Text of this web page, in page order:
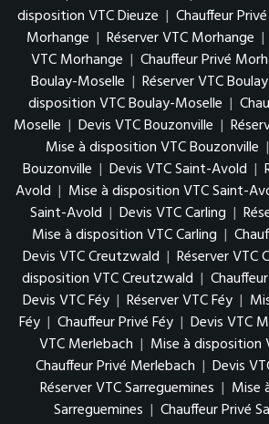
disposition VTC Dieuze | Chauffeur
Morhange | Réserver VTC Morhange |
VTC Morhange | Chauffeur Privé
Boulay-Moselle | Réserver VTC
disposition VTC Boulay-Moselle |
Moselle | Devis VTC Bouzonville |
Mise à disposition VTC Bouzonville |
Bouzonville | Devis VTC Saint-Avold |
Avold | Mise à disposition VTC Saint-
Saint-Avold | Devis VTC Carling |
Mise à disposition VTC Carling |
Devis VTC Creutzwald | Réserver VTC
disposition VTC Creutzwald |
Devis VTC Féy | Réserver VTC Féy |
Féy | Chauffeur Privé Féy | Devis VTC
VTC Merlebach | Mise à disposition
Chauffeur Privé Merlebach | Devis
Réserver VTC Sarreguemines | Mise
Sarreguemines | Chauffeur Privé